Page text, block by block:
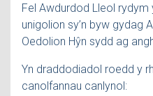
Fel Awdurdod Lleol
unigolion sy’n byw gydag
Oedolion Hŷn sydd ag
Yn draddodiadol roedd y
canolfannau canlynol: